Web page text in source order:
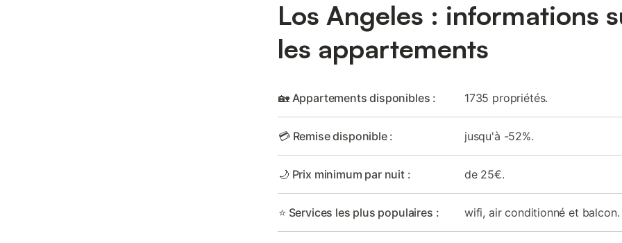
Los Angeles : informations
les appartements
🏡 Appartements disponibles : 1735 propriétés.
💳 Remise disponible : jusqu'à -52%.
🌙 Prix minimum par nuit : de 25€.
⭐ Services les plus populaires : wifi, air conditionné et balcon.